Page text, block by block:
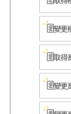
變更
取得
變更